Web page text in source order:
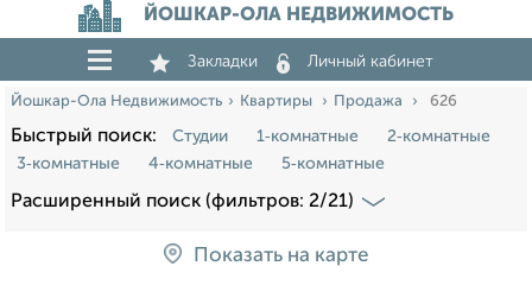
ЙОШКАР-ОЛА НЕДВИЖИМОСТЬ
Закладки Личный кабинет
Йошкар-Ола Недвижимость Квартиры Продажа 626
Быстрый поиск: Студии 1‑комнатные
2‑комнатные
3‑комнатные
4‑комнатные 5‑комнатные
Расширенный поиск (фильтров: 2/21)
Показать на карте